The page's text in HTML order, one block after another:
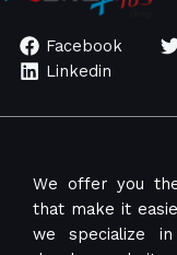
Facebook
Linkedin
We offer you
that make it
we specialize